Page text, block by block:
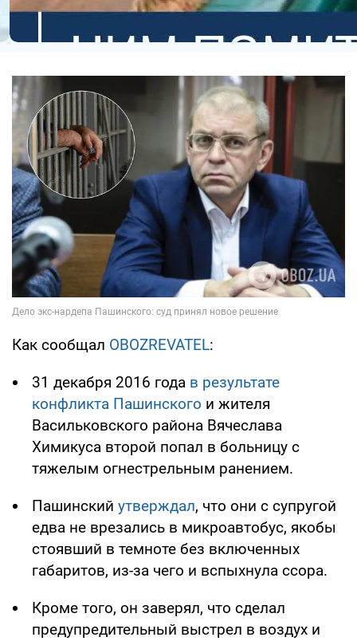
Как сообщал OBOZREVATEL:
31 декабря 2016 года в результате
конфликта Пашинского и жителя
Васильковского района Вячеслава
Химикуса второй попал в больницу с
тяжелым огнестрельным ранением.
Пашинский утверждал, что они с супругой
едва не врезались в микроавтобус, якобы
стоявший в темноте без включенных
габаритов, из-за чего и вспыхнула ссора.
Кроме того, он заверял, что сделал
предупредительный выстрел в воздух и